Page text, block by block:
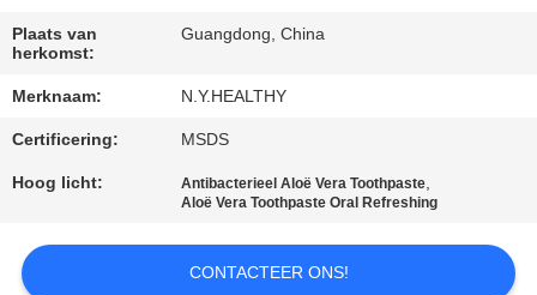
CONTACTEER
VERZOEK
OM
CITAAT
Plaats van
herkomst:
Guangdong, China
Merknaam: N.Y.HEALTHY
Certificering: MSDS
Hoog licht: Antibacterieel Aloë Vera Toothpaste,
Aloë Vera Toothpaste Oral Refreshing
CONTACTEER ONS!